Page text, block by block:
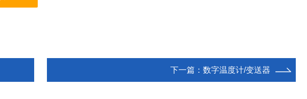
下一篇： 数字温度计/变送器